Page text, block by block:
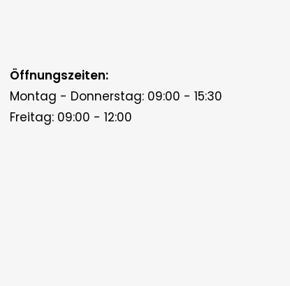
Öffnungszeiten:
Montag - Donnerstag: 09:00 - 15:30
Freitag: 09:00 - 12:00